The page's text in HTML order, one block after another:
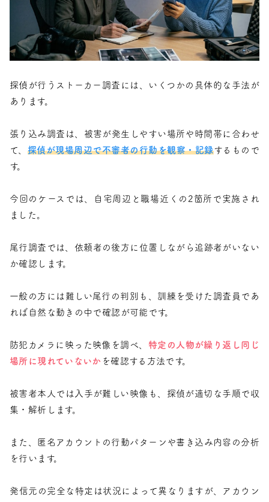
探偵が行うストーカー調査には、いくつかの具体的な手法が
あります。
張り込み調査は、被害が発生しやすい場所や時間帯に合わせ
て、 探偵が現場周辺で不審者の行動を観察・記録するもので
す。
今回のケースでは、自宅周辺と職場近くの2箇所で実施され
ました。
尾行調査では、依頼者の後方に位置しながら追跡者がいない
か確認します。
一般の方には難しい尾行の判別も、訓練を受けた調査員であ
れば自然な動きの中で確認が可能です。
防犯カメラに映った映像を調べ、 特定の人物が繰り返し同じ
場所に現れていないか を確認する方法です。
被害者本人では入手が難しい映像も、探偵が適切な手順で収
集・解析します。
また、匿名アカウントの行動パターンや書き込み内容の分析
を行います。
発信元の完全な特定は状況によって異なりますが、アカウン